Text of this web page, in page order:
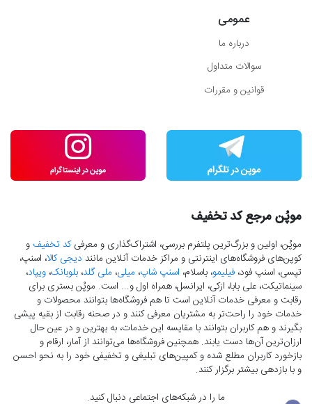
عمومی
درباره ما
سوالات متداول
قوانین و مقررات
موپُن مرجع کد تخفیف
موپُن، اولین و بزرگ‌ترین پلتفرم بررسی، اشتراک‌گذاری و معرفیکد تخفیف و
کوپن‌های فروشگاه‌های اینترنتی و مراکز خدمات آنلاین مانند دیجی کالا، اسنپ،
تپسی، اسنپ فود، فیلیمو، باسلام، اسنپ شاپ، میلی، ملی گلد، بلوبانک، ویپاد،
سینماتیکت، علی بابا، ازکی، ایرانسل، همراه اول و... است. موپُن بستری برای
رقابت و معرفی خدمات آنلاین است تا هم فروشگاه‌ها بتوانند محصولات و
خدمات خود را راحت‌تر به مشتریان معرفی کنند و در صحنه رقابت از بقیه پیشی
بگیرند و هم کاربران بتوانند با مقایسه این خدمات، به بهترین و در عین حال
ارزان‌ترین آن‌ها دست‌ یابند. همچنین فروشگاه‌ها می‌توانند از آمار، ارقام و
بازخورد کاربران مطلع شده و کمپین‌های تبلیغی و تخفیفی خود را به نحو احسن
و با بازدهی بیشتر برگزار کنند.
ما را در شبکه‌های اجتماعی دنبال کنید.